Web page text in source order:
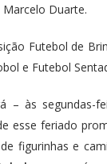
Duarte.
Futebol de
e Futebol
– às segundas-
esse feriado
figurinhas e